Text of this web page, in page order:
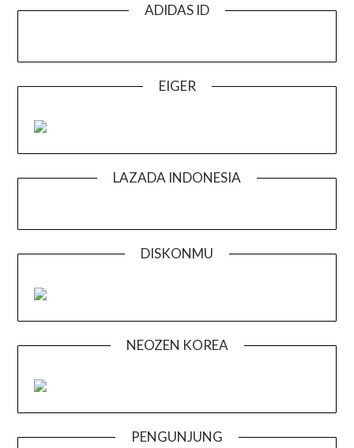
ADIDAS ID
EIGER
LAZADA INDONESIA
DISKONMU
NEOZEN KOREA
PENGUNJUNG